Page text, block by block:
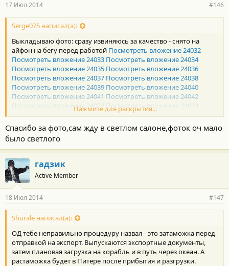
17 Июл 2014 #146
Serge075 написал(а):
Выкладываю фото: сразу извиняюсь за качество - снято на
айфон на бегу перед работой Посмотреть вложение 24032
Посмотреть вложение 24033 Посмотреть вложение 24034
Посмотреть вложение 24035 Посмотреть вложение 24036
Посмотреть вложение 24037 Посмотреть вложение 24038
Посмотреть вложение 24039 Посмотреть вложение 24040
Посмотреть вложение 24041 Посмотреть вложение 24042
Посмотреть вложение 24032 Посмотреть вложение 24033
Посмотреть вложение 24034Посмотреть вложение 24035
Посмотреть вложение 24036
Посмотреть вложение 24037
Посмотреть вложение 24038 Посмотреть вложение 24039
Посмотреть вложение 24040
Посмотреть вложение 24042Посмотреть вложение 24043
Посмотреть вложение 24044
Посмотреть вложение 24046
Посмотреть вложение 24048
Посмотреть вложение 24050
Нажмите для раскрытия...
Спасибо за фото,сам жду в светлом салоне,фоток оч мало
было светлого
гадзик
Active Member
18 Июл 2014 #147
Shurale написал(а):
ОД тебе неправильно процедуру назвал - это затаможка перед
отправкой на экспорт. Выпускаются экспортные документы,
затем плановая загрузка на корабль и в путь через океан. А
растаможка будет в Питере после прибытия и разгрузки.